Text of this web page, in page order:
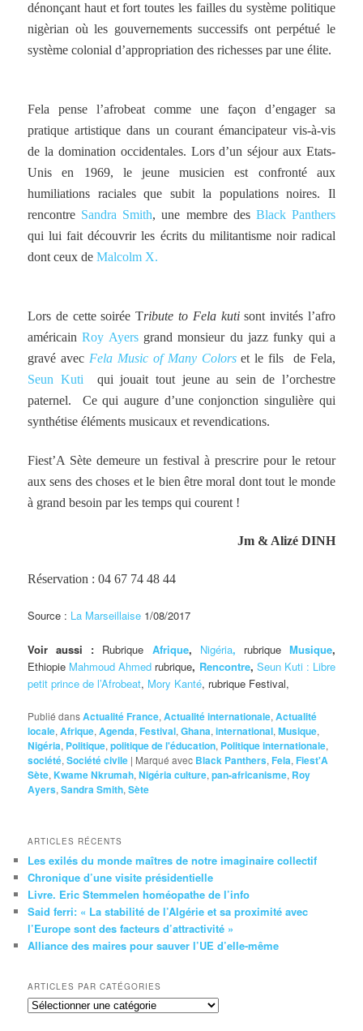
dénonçant haut et fort toutes les failles du système politique
nigèrian où les gouvernements successifs ont perpétué le
système colonial d’appropriation des richesses par une élite.
Fela pense l’afrobeat comme une façon d’engager sa
pratique artistique dans un courant émancipateur vis-à-vis
de la domination occidentales. Lors d’un séjour aux Etats-
Unis en 1969, le jeune musicien est confronté aux
humiliations raciales que subit la populations noires. Il
rencontre Sandra Smith, une membre des Black Panthers
qui lui fait découvrir les écrits du militantisme noir radical
dont ceux deMalcolm X.
Lors de cette soirée Tribute to Fela kutisont invités l’afro
américainRoy Ayersgrand monsieur du jazz funky qui a
gravé avec Fela Music of Many Colorset le fils de Fela,
Seun Kuti
qui jouait tout jeune au sein de l’orchestre
paternel. Ce qui augure d’une conjonction singulière qui
synthétise éléments musicaux et revendications.
Fiest’A Sète demeure un festival à prescrire pour le retour
aux sens des choses et le bien être moral dont tout le monde
à grand besoin par les temps qui courent !
Jm & Alizé DINH
Réservation : 04 67 74 48 44
Source : La Marseillaise 1/08/2017
Voir aussi : Rubrique Afrique, Nigéria, rubrique Musique,
Ethiopie Mahmoud Ahmed rubrique, Rencontre, Seun Kuti : Libre
petit prince de l’Afrobeat, Mory Kanté, rubrique Festival,
Publié dansActualité France,Actualité internationale,Actualité
locale,Afrique,Agenda,Festival,Ghana,international,Musique,
Nigéria, Politique,politique de l'éducation, Politique internationale,
société,Société civile | Marqué avec Black Panthers,Fela,Fiest'A
Sète,Kwame Nkrumah,Nigéria culture,pan-africanisme, Roy
Ayers,Sandra Smith,Sète
ARTICLES RÉCENTS
Les exilés du monde maîtres de notre imaginaire collectif
Chronique d’une visite présidentielle
Livre. Eric Stemmelen homéopathe de l’info
Said ferri: « La stabilité de l’Algérie et sa proximité avec
l’Europe sont des facteurs d’attractivité »
Alliance des maires pour sauver l’UE d’elle-même
ARTICLES PAR CATÉGORIES
Articles